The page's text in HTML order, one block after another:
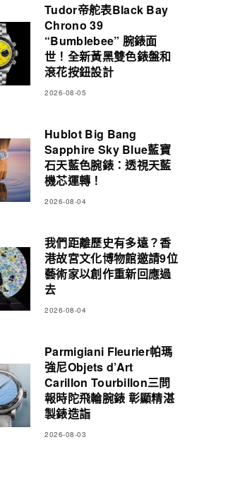
Tudor帝舵表Black Bay
Chrono 39
“Bumblebee” 腕錶面
世！全新黃黑雙色錶盤和
滾花按鈕設計
2026-08-05
Hublot Big Bang
Sapphire Sky Blue藍寶
石天藍色腕錶：透視天藍
機芯運轉！
2026-08-04
我們距離歷史有多遠？香
港故宮文化博物館邀請9位
藝術家以創作重新回應過
去
2026-08-04
Parmigiani Fleurier帕瑪
強尼Objets d’Art
Carillon Tourbillon三問
報時陀飛輪腕錶 彰顯精湛
製錶造詣
2026-08-03